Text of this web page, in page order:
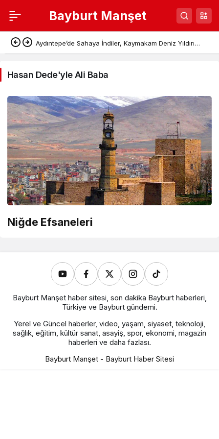
Bayburt Manşet
Hasan
Dede'yle
Ali
Haberleri
Aydıntepe’de Sahaya İndiler, Kaymakam Deniz Yıldırım
Hasan Dede'yle Ali Baba
Niğde Efsaneleri
Bayburt Manşet haber sitesi, son dakika Bayburt haberleri,
Türkiye ve Bayburt gündemi.
Yerel ve Güncel haberler, video, yaşam, siyaset, teknoloji,
sağlık, eğitim, kültür sanat, asayiş, spor, ekonomi, magazin
haberleri ve daha fazlası.
Bayburt Manşet - Bayburt Haber Sitesi